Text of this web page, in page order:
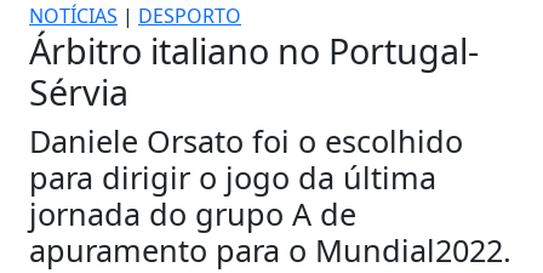
NOTÍCIAS | DESPORTO
Árbitro italiano no Portugal-
Sérvia
Daniele Orsato foi o escolhido
para dirigir o jogo da última
jornada do grupo A de
apuramento para o Mundial2022.